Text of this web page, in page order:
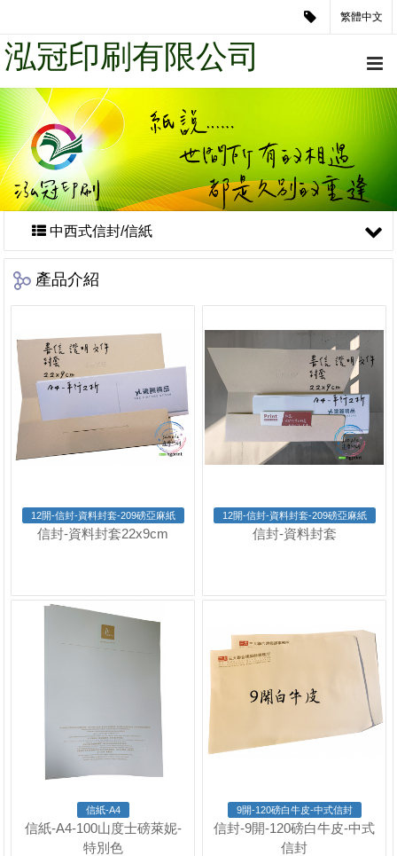
繁體中文
泓冠印刷有限公司
中西式信封/信紙
產品介紹
12開-信封-資料封套-209磅亞麻紙
信封-資料封套22x9cm
12開-信封-資料封套-209磅亞麻紙
信封-資料封套
信紙-A4
信紙-A4-100山度士磅萊妮-
特別色
9開-120磅白牛皮-中式信封
信封-9開-120磅白牛皮-中式
信封